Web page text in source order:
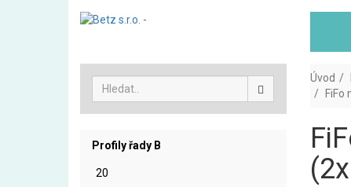
Profily řady B
20
Úvod
FiFo